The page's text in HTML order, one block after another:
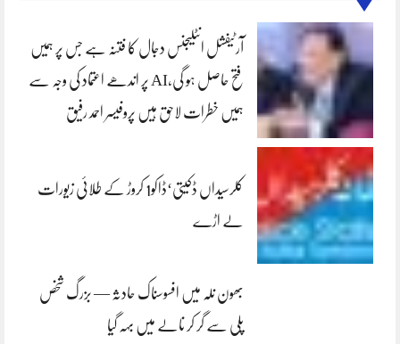
آرٹیفشل انٹلیجنس دجال کا فتنہ ہے جس پر ہمیں
فتح حاصل ہو گی،AI پر اندھے اعتماد کی وجہ سے
ہمیں خطرات لاحق ہیں پروفیسر احمد رفیق
کلرسیداں ڈکیتی‘ڈاکو1 کروڑ کے طلائی زیورات
لے اڑے
بھون نلہ میں افسوسناک حادثہ — بزرگ شخص
پلی سے گر کر نالے میں بہہ گیا